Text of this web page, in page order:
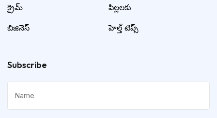
క్రైమ్
బిజినెస్
పిల్లలకు
హెల్త్ టిప్స్
Subscribe